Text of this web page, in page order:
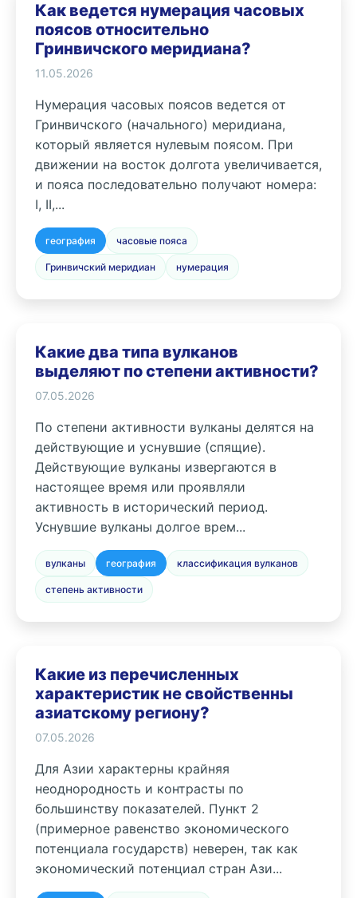
Как ведется нумерация часовых
поясов относительно
Гринвичского меридиана?
11.05.2026
Нумерация часовых поясов ведется от
Гринвичского (начального) меридиана,
который является нулевым поясом. При
движении на восток долгота увеличивается,
и пояса последовательно получают номера:
I, II,...
география часовые пояса
Гринвичский меридиан нумерация
Какие два типа вулканов
выделяют по степени активности?
07.05.2026
По степени активности вулканы делятся на
действующие и уснувшие (спящие).
Действующие вулканы извергаются в
настоящее время или проявляли
активность в исторический период.
Уснувшие вулканы долгое врем...
вулканы география классификация вулканов
степень активности
Какие из перечисленных
характеристик не свойственны
азиатскому региону?
07.05.2026
Для Азии характерны крайняя
неоднородность и контрасты по
большинству показателей. Пункт 2
(примерное равенство экономического
потенциала государств) неверен, так как
экономический потенциал стран Ази...